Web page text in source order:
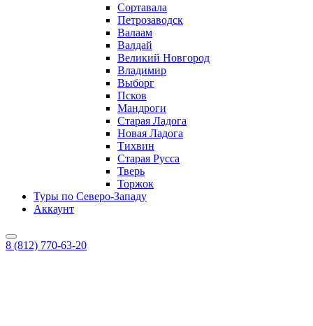
Сортавала
Петрозаводск
Валаам
Валдай
Великий Новгород
Владимир
Выборг
Псков
Мандроги
Старая Ладога
Новая Ладога
Тихвин
Старая Русса
Тверь
Торжок
Туры по Северо-Западу
Аккаунт
8 (812) 770-63-20